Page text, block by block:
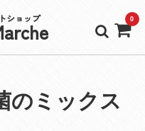
ショップ 0
のミックス